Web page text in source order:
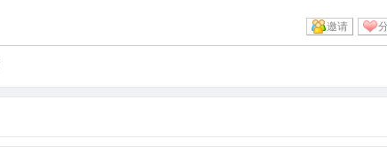
邀请